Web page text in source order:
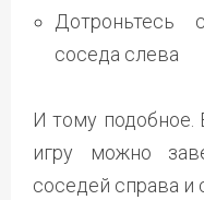
соседа слева
И тому подобное.
игру можно
соседей справа и